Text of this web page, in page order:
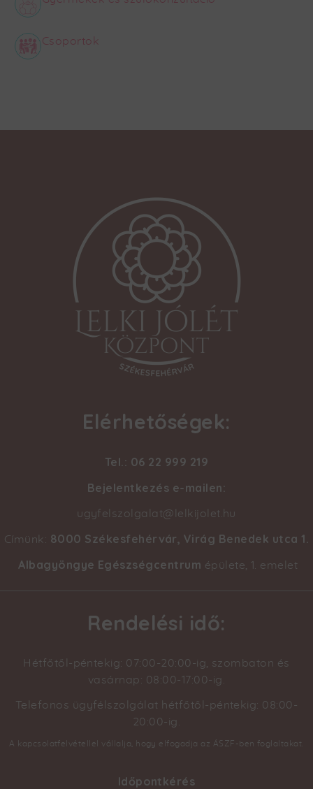
Csoportok
Elérhetőségek:
Tel.: 06 22 999 219
Bejelentkezés e-mailen:
ugyfelszolgalat@lelkijolet.hu
Címünk: 8000 Székesfehérvár, Virág Benedek utca 1.
Albagyöngye Egészségcentrum épülete, 1. emelet
Rendelési idő:
Hétfőtől-péntekig: 07:00-20:00-ig, szombaton és
vasárnap: 08:00-17:00-ig.
Telefonos ügyfélszolgálat hétfőtől-péntekig: 08:00-
20:00-ig.
A kapcsolatfelvétellel vállalja, hogy elfogadja az ÁSZF-ben foglaltakat.
Időpontkérés